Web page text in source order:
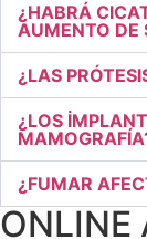
¿HABRÁ
AUMENTO DE
¿LAS
¿LOS
¿FUMAR
ONLINE